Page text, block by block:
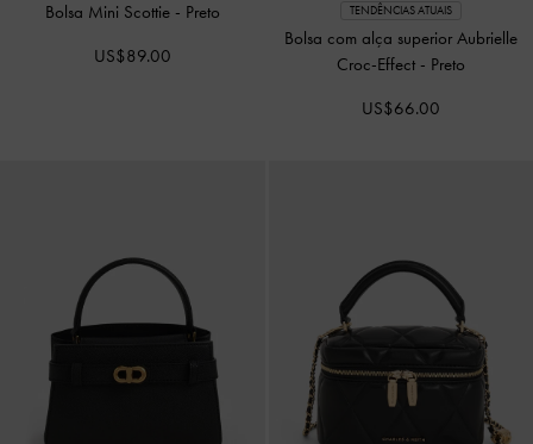
Bolsa Mini Scottie - Preto
US$89.00
TENDÊNCIAS ATUAIS
Bolsa com alça superior Aubrielle
Croc-Effect - Preto
US$66.00